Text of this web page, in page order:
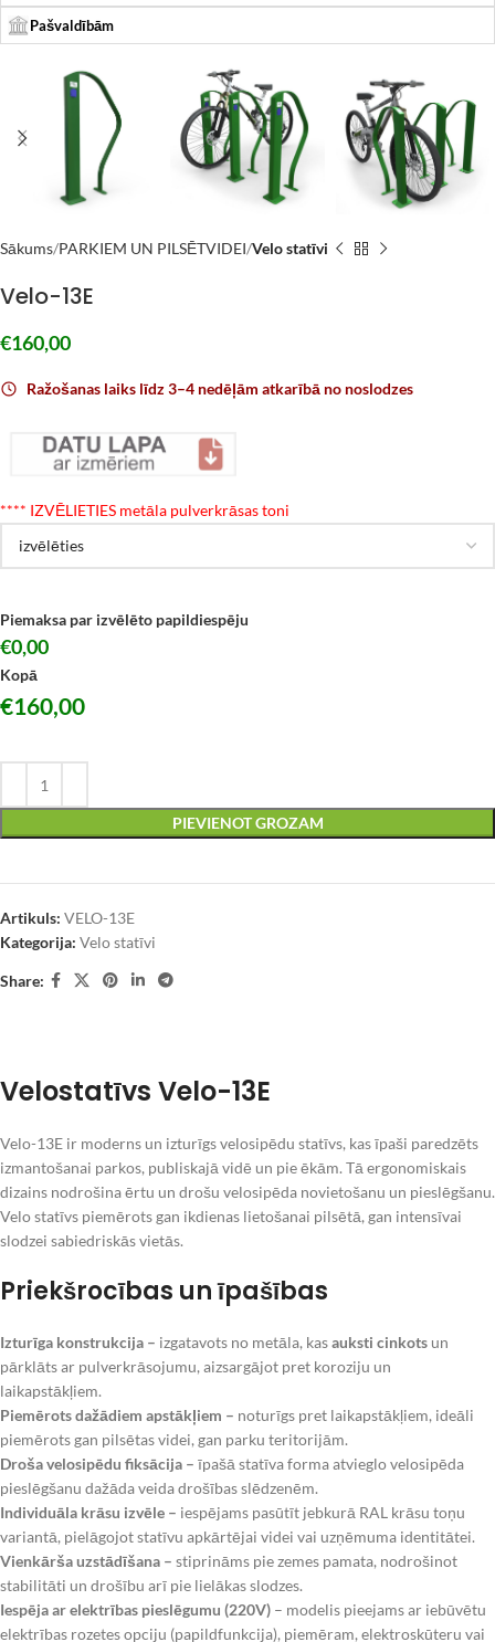
Pašvaldībām
Sākums PARKIEM UN PILSĒTVIDEI Velo statīvi
Velo-13E
€160,00
Ražošanas laiks līdz 3–4 nedēļām atkarībā no noslodzes
**** IZVĒLIETIES metāla pulverkrāsas toni
Piemaksa par izvēlēto papildiespēju
€0,00
Kopā
€160,00
PIEVIENOT GROZAM
Artikuls: VELO-13E
Kategorija: Velo statīvi
Share:
Velostatīvs Velo-13E
Velo-13E ir moderns un izturīgs velosipēdu statīvs, kas īpaši paredzēts
izmantošanai parkos, publiskajā vidē un pie ēkām. Tā ergonomiskais
dizains nodrošina ērtu un drošu velosipēda novietošanu un pieslēgšanu.
Velo statīvs piemērots gan ikdienas lietošanai pilsētā, gan intensīvai
slodzei sabiedriskās vietās.
Priekšrocības un īpašības
Izturīga konstrukcija – izgatavots no metāla, kasauksti cinkots un
pārklāts ar pulverkrāsojumu, aizsargājot pret koroziju un
laikapstākļiem.
Piemērots dažādiem apstākļiem – noturīgs pret laikapstākļiem, ideāli
piemērots gan pilsētas videi, gan parku teritorijām.
Droša velosipēdu fiksācija – īpašā statīva forma atvieglo velosipēda
pieslēgšanu dažāda veida drošības slēdzenēm.
Individuāla krāsu izvēle – iespējams pasūtīt jebkurā RAL krāsu toņu
variantā, pielāgojot statīvu apkārtējai videi vai uzņēmuma identitātei.
Vienkārša uzstādīšana – stiprināms pie zemes pamata, nodrošinot
stabilitāti un drošību arī pie lielākas slodzes.
Iespēja ar elektrības pieslēgumu (220V) – modelis pieejams ar iebūvētu
elektrības rozetes opciju (papildfunkcija), piemēram, elektroskūteru vai